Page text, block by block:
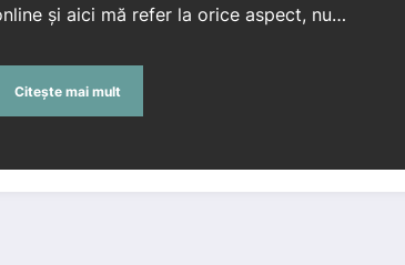
și aici mă refer la orice aspect, nu…
Citește mai mult